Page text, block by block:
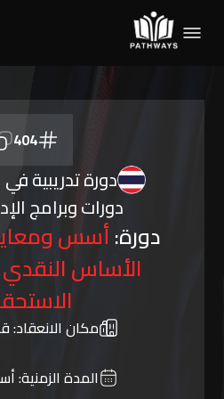
404
دورة تدريبية
دورات وبرامج
دورة:أسس
الأساس
مكان الانعقاد:
المدة الزمنية: